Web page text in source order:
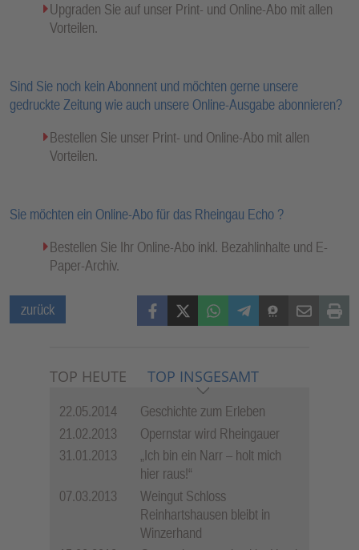
Upgraden Sie auf unser Print- und Online-Abo mit allen
Vorteilen.
Sind Sie noch kein Abonnent und möchten gerne unsere
gedruckte Zeitung wie auch unsere Online-Ausgabe abonnieren?
Bestellen Sie unser Print- und Online-Abo mit allen
Vorteilen.
Sie möchten ein Online-Abo für das Rheingau Echo ?
Bestellen Sie Ihr Online-Abo inkl. Bezahlinhalte und E-
Paper-Archiv.
zurück FacebookX (Twitter)WhatsAppTelegramThreemaMail Print
TOP HEUTE TOP INSGESAMT
22.05.2014
Geschichte zum Erleben
21.02.2013
Opernstar wird Rheingauer
31.01.2013
„Ich bin ein Narr – holt mich
hier raus!“
07.03.2013
Weingut Schloss
Reinhartshausen bleibt in
Winzerhand